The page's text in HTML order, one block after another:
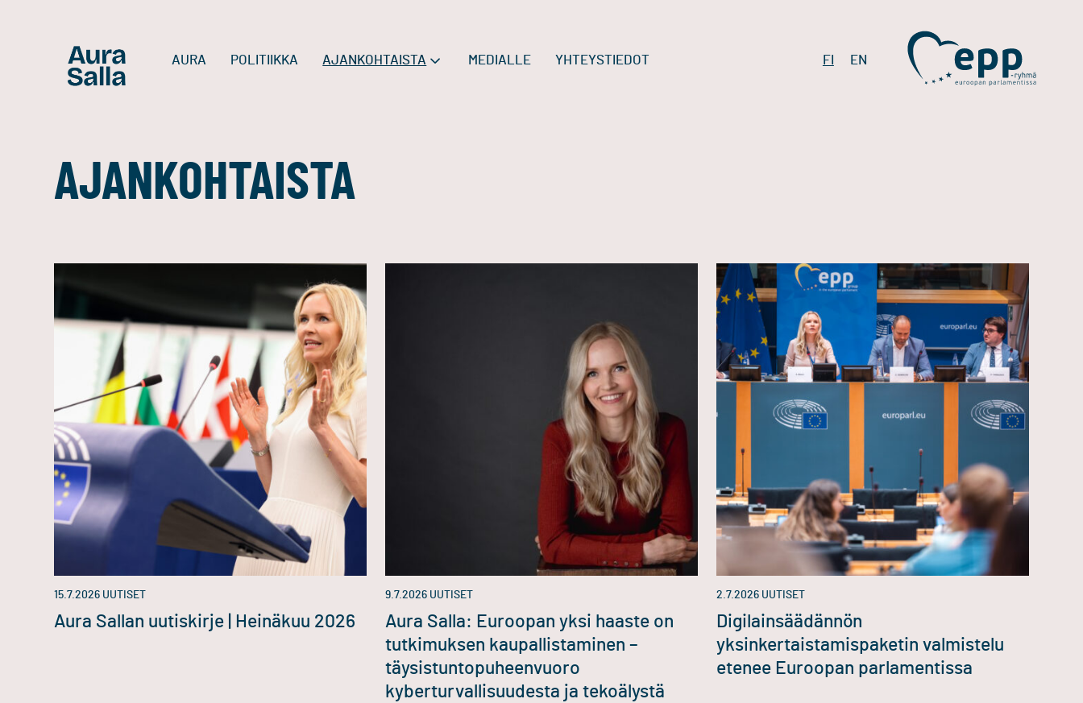
AURA POLITIIKKA AJANKOHTAISTA MEDIALLE YHTEYSTIEDOT FI EN
AJANKOHTAISTA
15.7.2026 UUTISET
Aura Sallan uutiskirje | Heinäkuu 2026
9.7.2026 UUTISET
Aura Salla: Euroopan yksi haaste on
tutkimuksen kaupallistaminen –
täysistuntopuheenvuoro
kyberturvallisuudesta ja tekoälystä
2.7.2026 UUTISET
Digilainsäädännön
yksinkertaistamispaketin valmistelu
etenee Euroopan parlamentissa